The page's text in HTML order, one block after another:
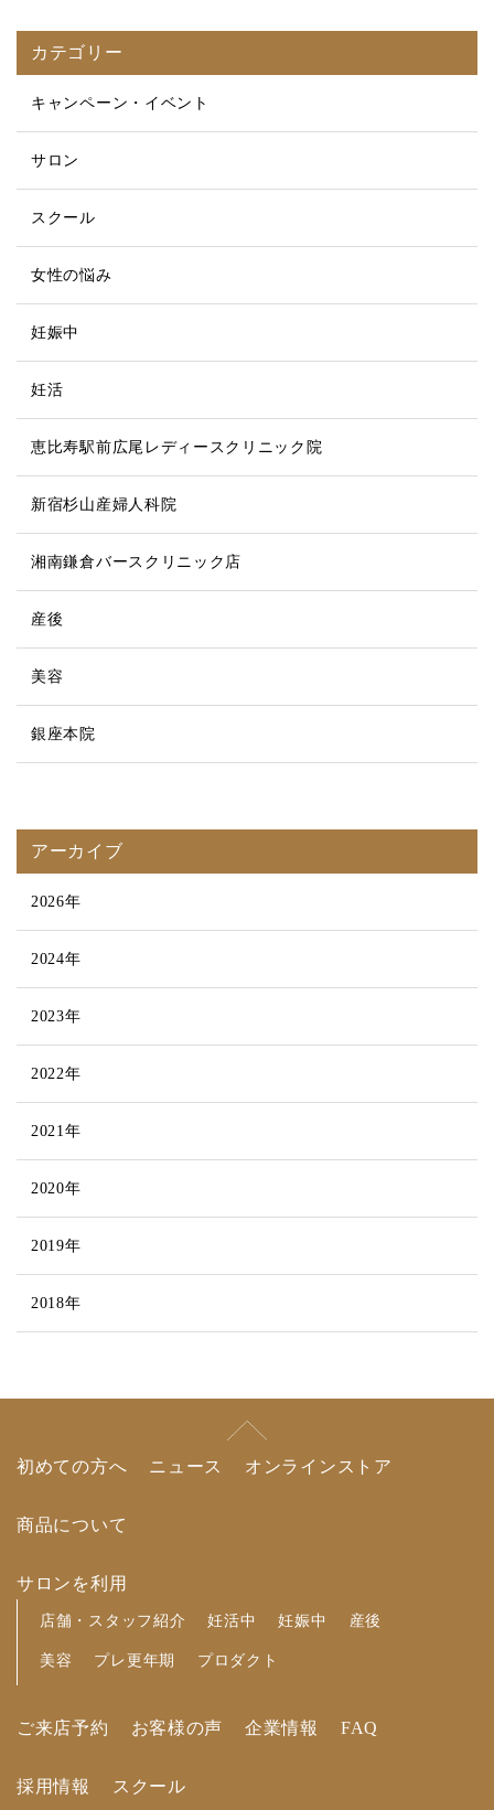
カテゴリー
キャンペーン・イベント
サロン
スクール
女性の悩み
妊娠中
妊活
恵比寿駅前広尾レディースクリニック院
新宿杉山産婦人科院
湘南鎌倉バースクリニック店
産後
美容
銀座本院
アーカイブ
2026年
2024年
2023年
2022年
2021年
2020年
2019年
2018年
初めての方へ ニュース オンラインストア
商品について
サロンを利用
店舗・スタッフ紹介
妊活中 妊娠中 産後
美容 プレ更年期 プロダクト
ご来店予約 お客様の声 企業情報 FAQ
採用情報 スクール